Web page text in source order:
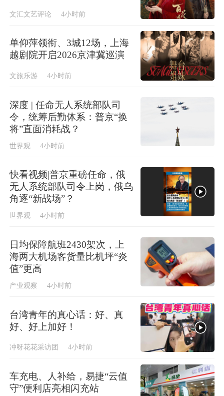
文汇文艺评论 4小时前
单仰萍领衔、3城12场，上海
越剧院开启2026京津冀巡演
文旅乐游 4小时前
深度 | 任命无人系统部队司
令，统筹后勤体系：普京“换
将”直面消耗战？
世界观 4小时前
快看视频|普京重磅任命，俄
无人系统部队司令上岗，俄乌
角逐“新战场”？
世界观 4小时前
日均保障航班2430架次，上
海两大机场客货量比机坪“炎
值”更高
产业观察 4小时前
台湾青年的真心话：好、真
好、好上加好！
冲呀花花采访团 4小时前
车充电、人补给，易捷“云值
守”便利店亮相闪充站